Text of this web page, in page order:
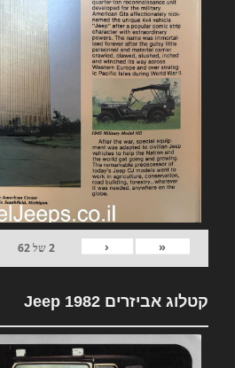
«
‹
2של62
קטלוג אביזרים 1982 Jeep